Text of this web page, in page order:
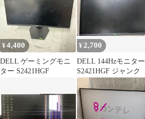
¥4,400
DELL ゲーミングモニ
ター S2421HGF
¥ 2,700
DELL 144Hzモニター
S2421HGF ジャンク